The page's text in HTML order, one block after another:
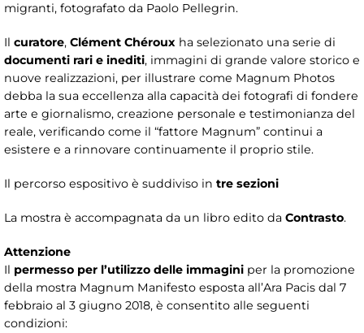
migranti, fotografato da Paolo Pellegrin.
Il curatore, Clément Chéroux ha selezionato una serie di
documenti rari e inediti, immagini di grande valore storico e
nuove realizzazioni, per illustrare come Magnum Photos
debba la sua eccellenza alla capacità dei fotografi di fondere
arte e giornalismo, creazione personale e testimonianza del
reale, verificando come il “fattore Magnum” continui a
esistere e a rinnovare continuamente il proprio stile.
Il percorso espositivo è suddiviso in tre sezioni
La mostra è accompagnata da un libro edito da Contrasto.
Attenzione
Il permesso per l’utilizzo delle immagini per la promozione
della mostra Magnum Manifesto esposta all’Ara Pacis dal 7
febbraio al 3 giugno 2018, è consentito alle seguenti
condizioni: